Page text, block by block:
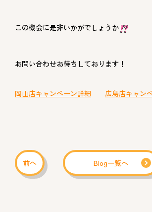
この機会に是非いかがでしょうか
お問い合わせお待ちしております！
岡山店キャンペーン詳細 広島店キャン
前へ Blog一覧へ